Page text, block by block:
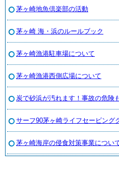
茅ヶ崎地魚倶楽部の活動
茅ヶ崎 海・浜のルールブック
茅ヶ崎漁港駐車場について
茅ヶ崎漁港西側広場について
炭で砂浜が汚れます！事故の危険
サーフ90茅ヶ崎ライフセービング
茅ヶ崎海岸の侵食対策事業につい